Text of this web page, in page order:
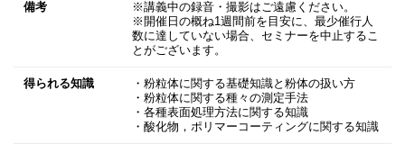
備考
※講義中の録音・撮影はご遠慮ください。
※開催日の概ね1週間前を目安に、最少催行人
数に達していない場合、セミナーを中止するこ
とがございます。
得られる知識
・粉粒体に関する基礎知識と粉体の扱い方
・粉粒体に関する種々の測定手法
・各種表面処理方法に関する知識
・酸化物，ポリマーコーティングに関する知識